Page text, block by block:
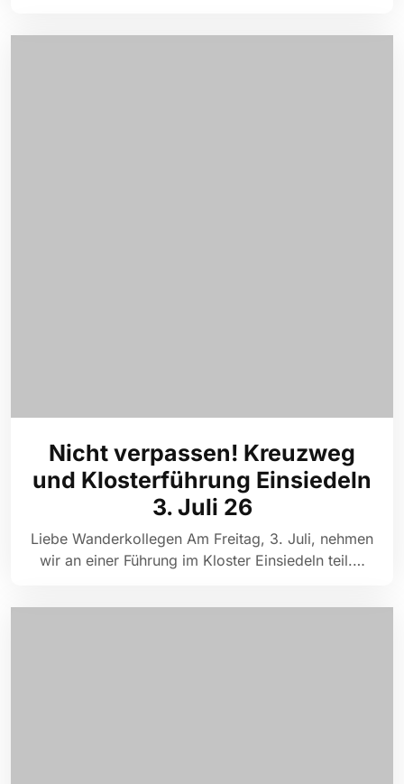
Nicht verpassen! Kreuzweg
und Klosterführung Einsiedeln
3. Juli 26
Liebe Wanderkollegen Am Freitag, 3. Juli, nehmen
wir an einer Führung im Kloster Einsiedeln teil.…